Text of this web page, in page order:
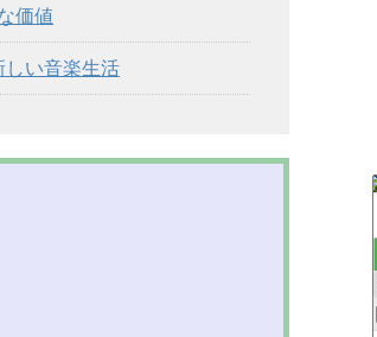
価値
い音楽生活